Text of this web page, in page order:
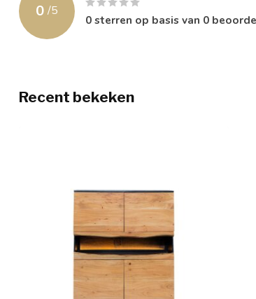
0 /5
0sterren op basis van 0
Recent bekeken